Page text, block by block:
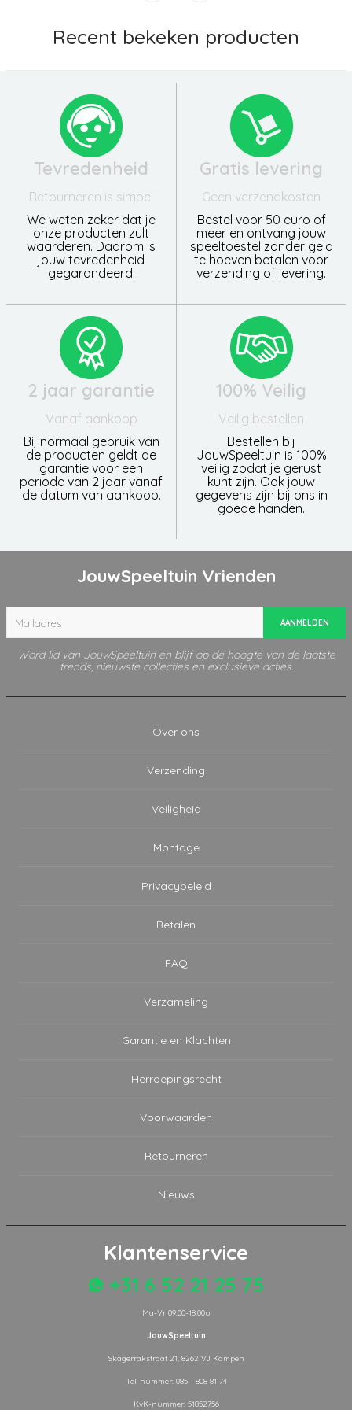
Recent bekeken producten
Tevredenheid
Retourneren is simpel
We weten zeker dat je
onze producten zult
waarderen. Daarom is
jouw tevredenheid
gegarandeerd.
Gratis levering
Geen verzendkosten
Bestel voor 50 euro of
meer en ontvang jouw
speeltoestel zonder geld
te hoeven betalen voor
verzending of levering.
2 jaar garantie
Vanaf aankoop
Bij normaal gebruik van
de producten geldt de
garantie voor een
periode van 2 jaar vanaf
de datum van aankoop.
100% Veilig
Veilig bestellen
Bestellen bij
JouwSpeeltuin is 100%
veilig zodat je gerust
kunt zijn. Ook jouw
gegevens zijn bij ons in
goede handen.
JouwSpeeltuin Vrienden
AANMELDEN
Word lid van JouwSpeeltuin en blijf op de hoogte van de laatste
trends, nieuwste collecties en exclusieve acties.
Over ons
Verzending
Veiligheid
Montage
Privacybeleid
Betalen
FAQ
Verzameling
Garantie en Klachten
Herroepingsrecht
Voorwaarden
Retourneren
Nieuws
Klantenservice
+31 6 52 21 25 75
Ma-Vr 09.00-18.00u
JouwSpeeltuin
Skagerrakstraat 21, 8262 VJ Kampen
Tel-nummer: 085 - 808 81 74
KvK-nummer: 51852756